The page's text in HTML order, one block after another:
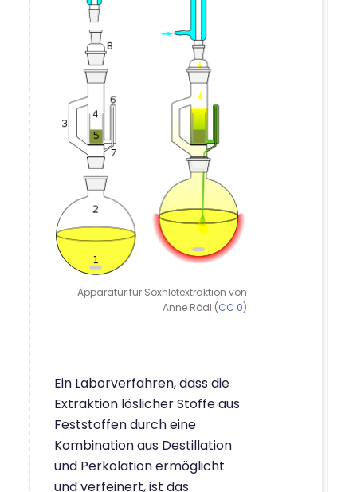
Apparatur für Soxhletextraktion von
Anne Rödl (CC 0)
Ein Laborverfahren, dass die
Extraktion löslicher Stoffe aus
Feststoffen durch eine
Kombination aus Destillation
und Perkolation ermöglicht
und verfeinert, ist das